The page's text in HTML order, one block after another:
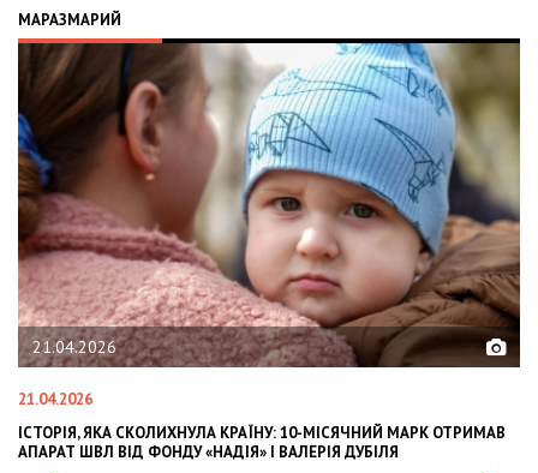
МАРАЗМАРИЙ
21.04.2026
21.04.2026
ІСТОРІЯ, ЯКА СКОЛИХНУЛА КРАЇНУ: 10-МІСЯЧНИЙ МАРК ОТРИМАВ
АПАРАТ ШВЛ ВІД ФОНДУ «НАДІЯ» І ВАЛЕРІЯ ДУБІЛЯ